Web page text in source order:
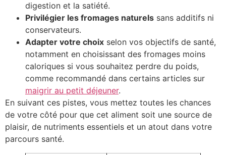
digestion et la satiété.
Privilégier les fromages naturels sans additifs ni
conservateurs.
Adapter votre choix selon vos objectifs de santé,
notamment en choisissant des fromages moins
caloriques si vous souhaitez perdre du poids,
comme recommandé dans certains articles sur
maigrir au petit déjeuner.
En suivant ces pistes, vous mettez toutes les chances
de votre côté pour que cet aliment soit une source de
plaisir, de nutriments essentiels et un atout dans votre
parcours santé.